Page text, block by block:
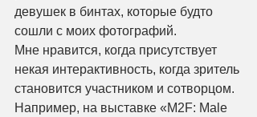
девушек в бинтах, которые будто
сошли с моих фотографий.
Мне нравится, когда присутствует
некая интерактивность, когда зритель
становится участником и сотворцом.
Например, на выставке «M2F: Male